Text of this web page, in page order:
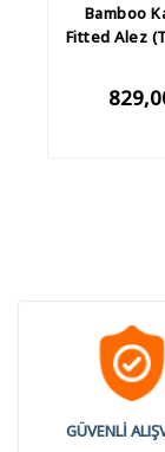
Bamboo
Fitted Alez
GÜVENLİ